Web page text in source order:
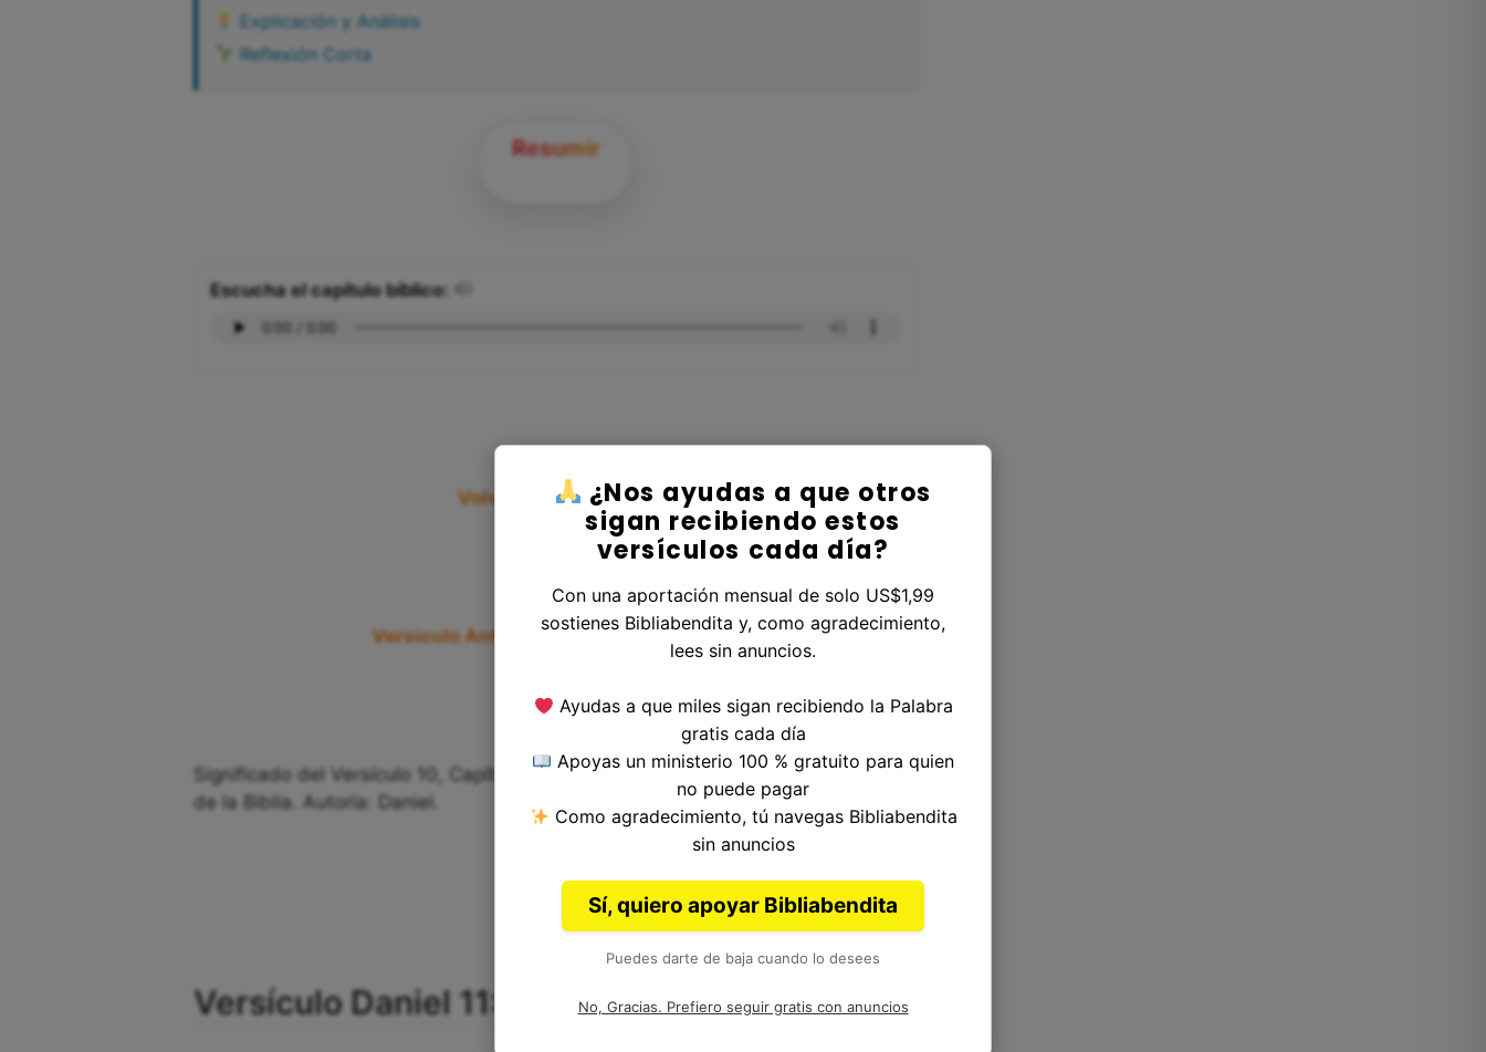
Explicación y Análisis
Reflexión Corta
Resumir
Escucha el capítulo bíblico:
Volver al Libro Daniel
Versículo Anterior|Versículo Siguiente
Significado del Versículo 10, Capítulo 11, Libro de Daniel delAntiguo Testamento
de la Biblia. Autoría: Daniel.
Versículo Daniel 11:10
¿Nos ayudas a que otros
sigan recibiendo estos
versículos cada día?
Con una aportación mensual de solo US$1,99
sostienes Bibliabendita y, como agradecimiento,
lees sin anuncios.
Ayudas a que miles sigan recibiendo la Palabra
gratis cada día
Apoyas un ministerio 100 % gratuito para quien
no puede pagar
Como agradecimiento, tú navegas Bibliabendita
sin anuncios
Sí, quiero apoyar Bibliabendita
Puedes darte de baja cuando lo desees
No, Gracias. Prefiero seguir gratis con anuncios